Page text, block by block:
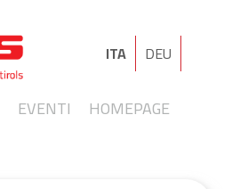
ITA DEU
EVENTI HOMEPAGE